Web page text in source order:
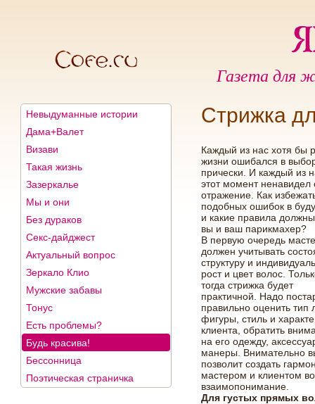
Газета для
Невыдуманные истории
Дама+Валет
Визави
Такая жизнь
Зазеркалье
Мы и они
Без дураков
Секс-дайджест
Актуальный вопрос
Зеркало Клио
Мужские забавы
Тонус
Есть проблемы?
Будь красива!
Бессонница
Поэтическая страничка
Стрижка
Каждый из нас хотя бы
жизни ошибался в
прически. И каждый из
этот момент ненавидел
отражение. Как
подобных ошибок в
и какие правила
вы и ваш парикмахер?
В первую очередь
должен учитывать
структуру и
рост и цвет волос.
тогда стрижка будет
практичной. Надо
правильно оценить тип
фигуры, стиль и
клиента, обратить
на его одежду,
манеры. Внимательно
позволит создать
мастером и клиентом
взаимопонимание.
Для густых прямых